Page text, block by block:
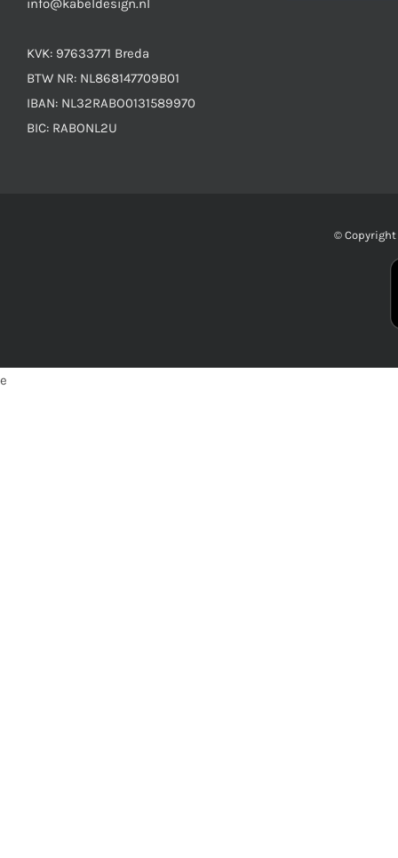
info@kabeldesign.nl
KVK: 97633771 Breda
BTW NR: NL868147709B01
IBAN: NL32RABO0131589970
BIC: RABONL2U
© Copyright
e